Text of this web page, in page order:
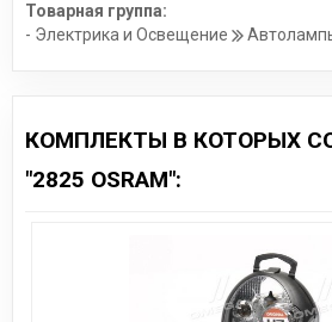
Товарная группа:
- Электрика и Освещение
КОМПЛЕКТЫ В КОТОРЫХ
"2825 OSRAM":